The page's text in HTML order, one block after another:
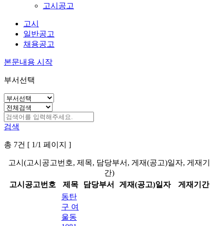
고시공고
고시
일반공고
채용공고
본문내용 시작
부서선택
검색
총 7건 [ 1/1 페이지 ]
고시(고시공고번호, 제목, 담당부서, 게재(공고)일자, 게재기
간)
고시공고번호
제목 담당부서 게재(공고)일자 게재기간
동탄
구 여
울동